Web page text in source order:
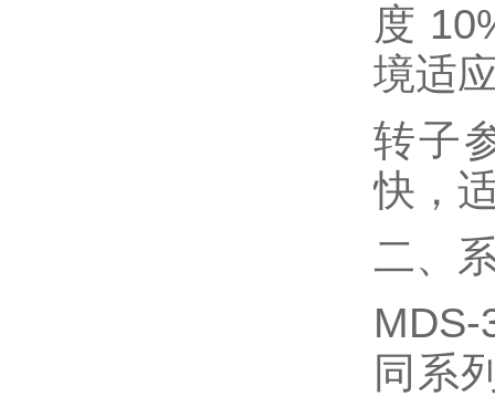
度
境适
转子
快，
二、
同系